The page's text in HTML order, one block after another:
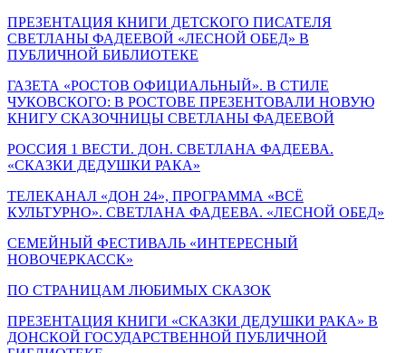
ПРЕЗЕНТАЦИЯ КНИГИ ДЕТСКОГО ПИСАТЕЛЯ
СВЕТЛАНЫ ФАДЕЕВОЙ «ЛЕСНОЙ ОБЕД» В
ПУБЛИЧНОЙ БИБЛИОТЕКЕ
ГАЗЕТА «РОСТОВ ОФИЦИАЛЬНЫЙ». В СТИЛЕ
ЧУКОВСКОГО: В РОСТОВЕ ПРЕЗЕНТОВАЛИ НОВУЮ
КНИГУ СКАЗОЧНИЦЫ СВЕТЛАНЫ ФАДЕЕВОЙ
РОССИЯ 1 ВЕСТИ. ДОН. СВЕТЛАНА ФАДЕЕВА.
«СКАЗКИ ДЕДУШКИ РАКА»
ТЕЛЕКАНАЛ «ДОН 24», ПРОГРАММА «ВСЁ
КУЛЬТУРНО». СВЕТЛАНА ФАДЕЕВА. «ЛЕСНОЙ ОБЕД»
СЕМЕЙНЫЙ ФЕСТИВАЛЬ «ИНТЕРЕСНЫЙ
НОВОЧЕРКАССК»
ПО СТРАНИЦАМ ЛЮБИМЫХ СКАЗОК
ПРЕЗЕНТАЦИЯ КНИГИ «СКАЗКИ ДЕДУШКИ РАКА» В
ДОНСКОЙ ГОСУДАРСТВЕННОЙ ПУБЛИЧНОЙ